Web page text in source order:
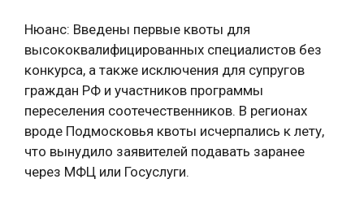
Нюанс: Введены первые квоты для
высококвалифицированных специалистов без
конкурса, а также исключения для супругов
граждан РФ и участников программы
переселения соотечественников. В регионах
вроде Подмосковья квоты исчерпались к лету,
что вынудило заявителей подавать заранее
через МФЦ или Госуслуги.